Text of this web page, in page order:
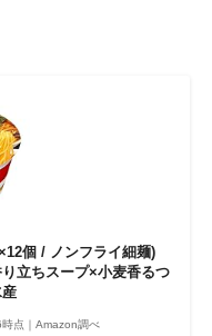
個 / ノンフライ細麺)
立ちスープ×小麦香るつ
点｜Amazon調べ